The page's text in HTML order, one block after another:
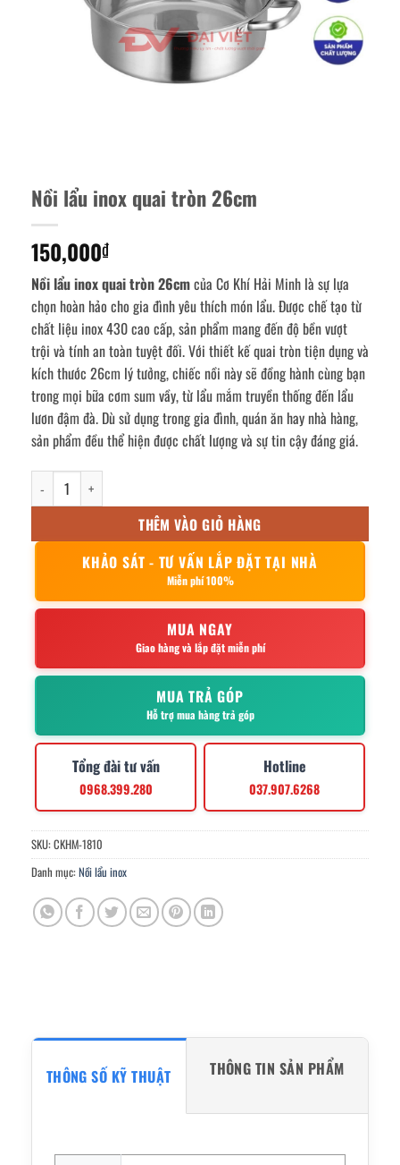
Nồi lẩu inox quai tròn 26cm
150,000₫
Nồi lẩu inox quai tròn 26cmcủa Cơ Khí Hải Minh là sự lựa
chọn hoàn hảo cho gia đình yêu thích món lẩu. Được chế tạo từ
chất liệu inox 430 cao cấp, sản phẩm mang đến độ bền vượt
trội và tính an toàn tuyệt đối. Với thiết kế quai tròn tiện dụng và
kích thước 26cm lý tưởng, chiếc nồi này sẽ đồng hành cùng bạn
trong mọi bữa cơm sum vầy, từ lẩu mắm truyền thống đến lẩu
lươn đậm đà. Dù sử dụng trong gia đình, quán ăn hay nhà hàng,
sản phẩm đều thể hiện được chất lượng và sự tin cậy đáng giá.
Nồi lẩu inox quai tròn 26cm số lượng
THÊM VÀO GIỎ HÀNG
KHẢO SÁT - TƯ VẤN LẮP ĐẶT TẠI NHÀ
Miễn phí 100%
MUA NGAY
Giao hàng và lắp đặt miễn phí
MUA TRẢ GÓP
Hỗ trợ mua hàng trả góp
Tổng đài tư vấn
0968.399.280
Hotline
037.907.6268
SKU: CKHM-1810
Danh mục: Nồi lẩu inox
THÔNG SỐ KỸ THUẬT THÔNG TIN SẢN PHẨM